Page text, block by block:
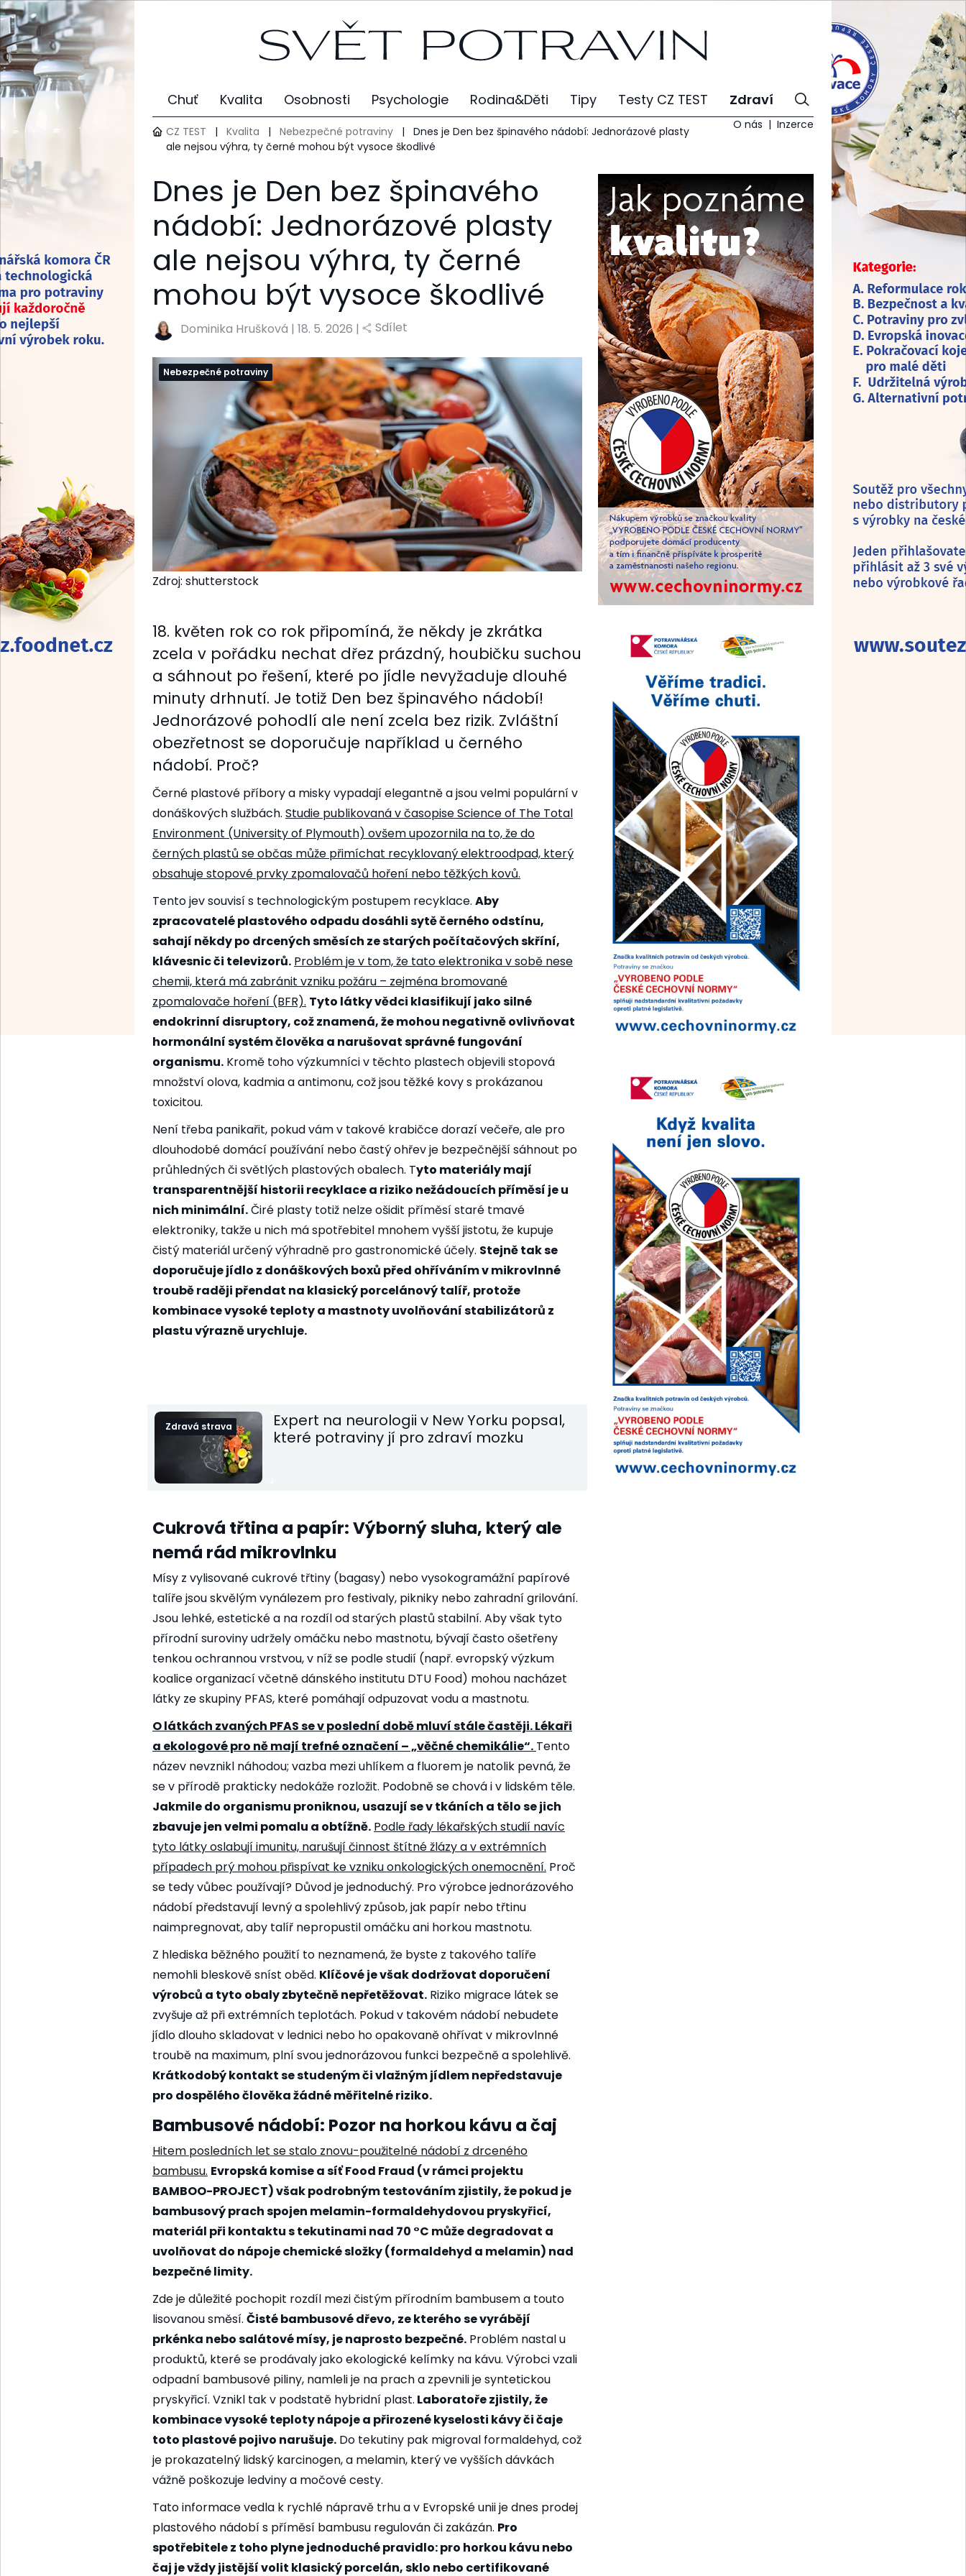
Chuť Kvalita Osobnosti Psychologie Rodina&Děti Tipy Testy CZ TEST Zdraví
CZ TEST | Kvalita | Nebezpečné potraviny |
Dnes je Den bez špinavého nádobí: Jednorázové plasty
ale nejsou výhra, ty černé mohou být vysoce škodlivé
O nás Inzerce
Dnes je Den bez špinavého
nádobí: Jednorázové plasty
ale nejsou výhra, ty černé
mohou být vysoce škodlivé
Dominika Hrušková | 18. 5. 2026 | Sdílet
Nebezpečné potraviny
Zdroj: shutterstock
18. květen rok co rok připomíná, že někdy je zkrátka
zcela v pořádku nechat dřez prázdný, houbičku suchou
a sáhnout po řešení, které po jídle nevyžaduje dlouhé
minuty drhnutí. Je totiž Den bez špinavého nádobí!
Jednorázové pohodlí ale není zcela bez rizik. Zvláštní
obezřetnost se doporučuje například u černého
nádobí. Proč?
Černé plastové příbory a misky vypadají elegantně a jsou velmi populární v
donáškových službách. Studie publikovaná v časopise Science of The Total
Environment (University of Plymouth) ovšem upozornila na to, že do
černých plastů se občas může přimíchat recyklovaný elektroodpad, který
obsahuje stopové prvky zpomalovačů hoření nebo těžkých kovů.
Tento jev souvisí s technologickým postupem recyklace. Aby
zpracovatelé plastového odpadu dosáhli sytě černého odstínu,
sahají někdy po drcených směsích ze starých počítačových skříní,
klávesnic či televizorů. Problém je v tom, že tato elektronika v sobě nese
chemii, která má zabránit vzniku požáru – zejména bromované
zpomalovače hoření (BFR). Tyto látky vědci klasifikují jako silné
endokrinní disruptory, což znamená, že mohou negativně ovlivňovat
hormonální systém člověka a narušovat správné fungování
organismu. Kromě toho výzkumníci v těchto plastech objevili stopová
množství olova, kadmia a antimonu, což jsou těžké kovy s prokázanou
toxicitou.
Není třeba panikařit, pokud vám v takové krabičce dorazí večeře, ale pro
dlouhodobé domácí používání nebo častý ohřev je bezpečnější sáhnout po
průhledných či světlých plastových obalech. Tyto materiály mají
transparentnější historii recyklace a riziko nežádoucích příměsí je u
nich minimální.Čiré plasty totiž nelze ošidit příměsí staré tmavé
elektroniky, takže u nich má spotřebitel mnohem vyšší jistotu, že kupuje
čistý materiál určený výhradně pro gastronomické účely. Stejně tak se
doporučuje jídlo z donáškových boxů před ohříváním v mikrovlnné
troubě raději přendat na klasický porcelánový talíř, protože
kombinace vysoké teploty a mastnoty uvolňování stabilizátorů z
plastu výrazně urychluje.
Zdravá strava
Expert na neurologii v New Yorku popsal,
které potraviny jí pro zdraví mozku
Cukrová třtina a papír: Výborný sluha, který ale
nemá rád mikrovlnku
Mísy z vylisované cukrové třtiny (bagasy) nebo vysokogramážní papírové
talíře jsou skvělým vynálezem pro festivaly, pikniky nebo zahradní grilování.
Jsou lehké, estetické a na rozdíl od starých plastů stabilní. Aby však tyto
přírodní suroviny udržely omáčku nebo mastnotu, bývají často ošetřeny
tenkou ochrannou vrstvou, v níž se podle studií (např. evropský výzkum
koalice organizací včetně dánského institutu DTU Food) mohou nacházet
látky ze skupiny PFAS, které pomáhají odpuzovat vodu a mastnotu.
O látkách zvaných PFAS se v poslední době mluví stále častěji. Lékaři
a ekologové pro ně mají trefné označení – „věčné chemikálie“. Tento
název nevznikl náhodou; vazba mezi uhlíkem a fluorem je natolik pevná, že
se v přírodě prakticky nedokáže rozložit. Podobně se chová i v lidském těle.
Jakmile do organismu proniknou, usazují se v tkáních a tělo se jich
zbavuje jen velmi pomalu a obtížně. Podle řady lékařských studií navíc
tyto látky oslabují imunitu, narušují činnost štítné žlázy a v extrémních
případech prý mohou přispívat ke vzniku onkologických onemocnění. Proč
se tedy vůbec používají? Důvod je jednoduchý. Pro výrobce jednorázového
nádobí představují levný a spolehlivý způsob, jak papír nebo třtinu
naimpregnovat, aby talíř nepropustil omáčku ani horkou mastnotu.
Z hlediska běžného použití to neznamená, že byste z takového talíře
nemohli bleskově sníst oběd. Klíčové je však dodržovat doporučení
výrobců a tyto obaly zbytečně nepřetěžovat. Riziko migrace látek se
zvyšuje až při extrémních teplotách. Pokud v takovém nádobí nebudete
jídlo dlouho skladovat v lednici nebo ho opakovaně ohřívat v mikrovlnné
troubě na maximum, plní svou jednorázovou funkci bezpečně a spolehlivě.
Krátkodobý kontakt se studeným či vlažným jídlem nepředstavuje
pro dospělého člověka žádné měřitelné riziko.
Bambusové nádobí: Pozor na horkou kávu a čaj
Hitem posledních let se stalo znovu-použitelné nádobí z drceného
bambusu. Evropská komise a síť Food Fraud (v rámci projektu
BAMBOO-PROJECT) však podrobným testováním zjistily, že pokud je
bambusový prach spojen melamin-formaldehydovou pryskyřicí,
materiál při kontaktu s tekutinami nad 70 °C může degradovat a
uvolňovat do nápoje chemické složky (formaldehyd a melamin) nad
bezpečné limity.
Zde je důležité pochopit rozdíl mezi čistým přírodním bambusem a touto
lisovanou směsí. Čisté bambusové dřevo, ze kterého se vyrábějí
prkénka nebo salátové mísy, je naprosto bezpečné. Problém nastal u
produktů, které se prodávaly jako ekologické kelímky na kávu. Výrobci vzali
odpadní bambusové piliny, namleli je na prach a zpevnili je syntetickou
pryskyřicí. Vznikl tak v podstatě hybridní plast. Laboratoře zjistily, že
kombinace vysoké teploty nápoje a přirozené kyselosti kávy či čaje
toto plastové pojivo narušuje. Do tekutiny pak migroval formaldehyd, což
je prokazatelný lidský karcinogen, a melamin, který ve vyšších dávkách
vážně poškozuje ledviny a močové cesty.
Tato informace vedla k rychlé nápravě trhu a v Evropské unii je dnes prodej
plastového nádobí s příměsí bambusu regulován či zakázán. Pro
spotřebitele z toho plyne jednoduché pravidlo: pro horkou kávu nebo
čaj je vždy jistější volit klasický porcelán, sklo nebo certifikované